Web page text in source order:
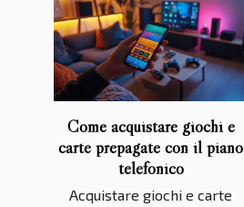
Come acquistare giochi e
carte prepagate con il piano
telefonico
Acquistare giochi e carte